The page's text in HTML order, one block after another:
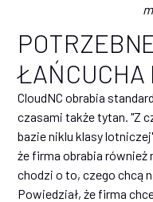
ŁAŃCUCHA
CloudNC obrabia
czasami także tytan. "Z
bazie niklu klasy
że firma obrabia również
chodzi o to, czego chcą
Powiedział, że firma